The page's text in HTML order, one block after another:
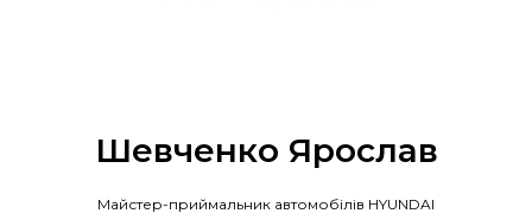
Шевченко Ярослав
Майстер-приймальник автомобілів HYUNDAI